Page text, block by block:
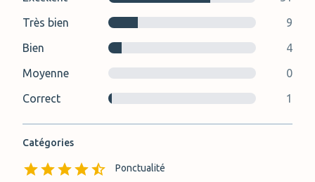
Très bien
9
Bien
4
Moyenne
0
Correct
1
Catégories
Ponctualité